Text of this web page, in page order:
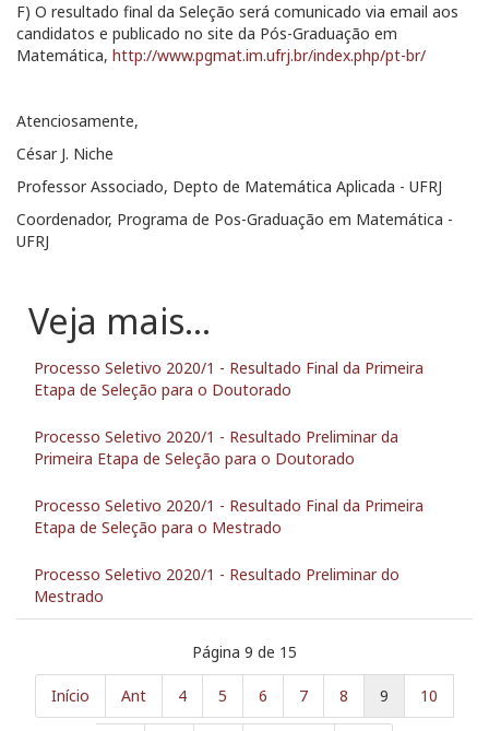
F) O resultado final da Seleção será comunicado via email aos
candidatos e publicado no site da Pós-Graduação em
Matemática, http://www.pgmat.im.ufrj.br/index.php/pt-br/
Atenciosamente,
César J. Niche
Professor Associado, Depto de Matemática Aplicada - UFRJ
Coordenador, Programa de Pos-Graduação em Matemática -
UFRJ
Processo Seletivo 2020/1 - Resultado Final da Primeira
Etapa de Seleção para o Doutorado
Processo Seletivo 2020/1 - Resultado Preliminar da
Primeira Etapa de Seleção para o Doutorado
Processo Seletivo 2020/1 - Resultado Final da Primeira
Etapa de Seleção para o Mestrado
Processo Seletivo 2020/1 - Resultado Preliminar do
Mestrado
Página 9 de 15
Início Ant 4 5 6 7 8 9 10